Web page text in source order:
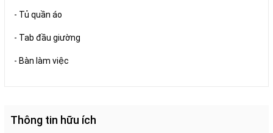
- Tủ quần áo
- Tab đầu giường
- Bàn làm việc
Thông tin hữu ích